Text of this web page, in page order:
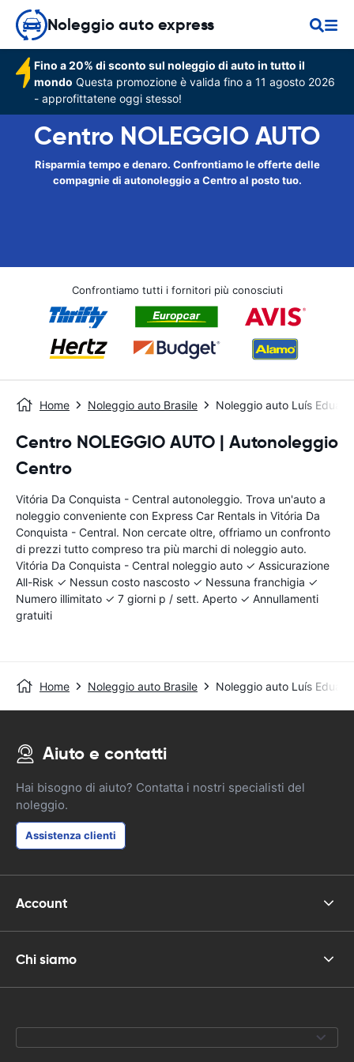
Noleggio auto express
Fino a 20% di sconto sul noleggio di auto in tutto il
mondo Questa promozione è valida fino a 11 agosto 2026
- approfittatene oggi stesso!
Centro NOLEGGIO AUTO
Risparmia tempo e denaro. Confrontiamo le offerte delle
compagnie di autonoleggio a Centro al posto tuo.
Confrontiamo tutti i fornitori più conosciuti
Home Noleggio auto Brasile Noleggio auto Luís
Centro NOLEGGIO AUTO | Autonoleggio
Centro
Vitória Da Conquista - Central autonoleggio. Trova un'auto a
noleggio conveniente con Express Car Rentals in Vitória Da
Conquista - Central. Non cercate oltre, offriamo un confronto
di prezzi tutto compreso tra più marchi di noleggio auto.
Vitória Da Conquista - Central noleggio auto ✓ Assicurazione
All-Risk ✓ Nessun costo nascosto ✓ Nessuna franchigia ✓
Numero illimitato ✓ 7 giorni p / sett. Aperto ✓ Annullamenti
gratuiti
Home Noleggio auto Brasile Noleggio auto Luís
Aiuto e contatti
Hai bisogno di aiuto? Contatta i nostri specialisti del
noleggio.
Assistenza clienti
Account
Chi siamo